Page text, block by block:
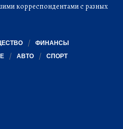
корреспондентами с разных
ФИНАНСЫ
АВТО СПОРТ